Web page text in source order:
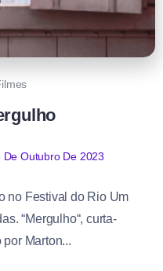
De Outubro De 2023
no Festival do Rio Um
“Mergulho“, curta-
Marton...